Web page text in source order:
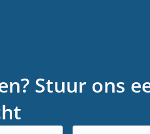
Stuur ons